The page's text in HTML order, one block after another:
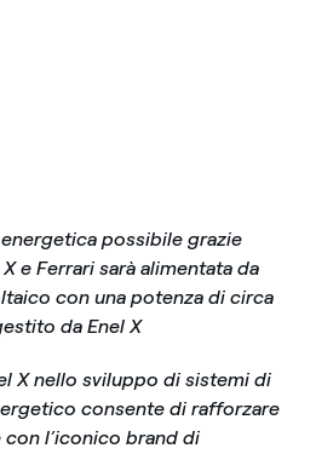
possibile grazie
e Ferrari sarà alimentata da
con una potenza di circa
da Enel X
X nello sviluppo di sistemi di
consente di rafforzare
l’iconico brand di